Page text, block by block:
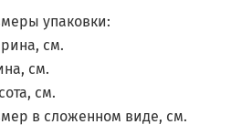
упаковки:
см.
см.
см.
в сложенном виде, см.